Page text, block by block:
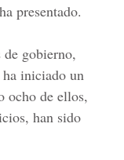
presentado.
gobierno,
ha iniciado un
ocho de ellos,
han sido